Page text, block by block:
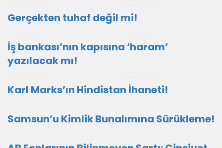
Gerçekten tuhaf değil mi!
İş bankası’nın kapısına ‘haram’
yazılacak mı!
Karl Marks’ın Hindistan İhaneti!
Samsun’u Kimlik Bunalımına Sürükleme!